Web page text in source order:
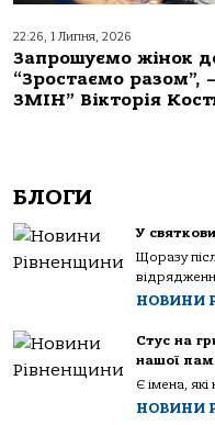
22:26, 1 Липня, 2026
Запрошуємо жінок
“Зростаємо разом”,
ЗМІН” Вікторія
БЛОГИ
У
Щоразу
НОВИНИ
Стус на
нашої
Є імена,
НОВИНИ